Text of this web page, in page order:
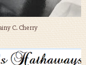
C. Cherry